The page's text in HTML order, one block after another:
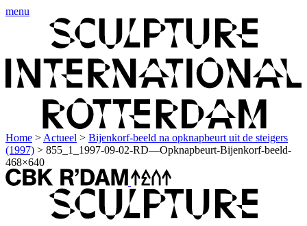
menu
Home > Actueel > Bijenkorf-beeld na opknapbeurt uit de steigers
(1997) > 855_1_1997-09-02-RD—Opknapbeurt-Bijenkorf-beeld-
468×640